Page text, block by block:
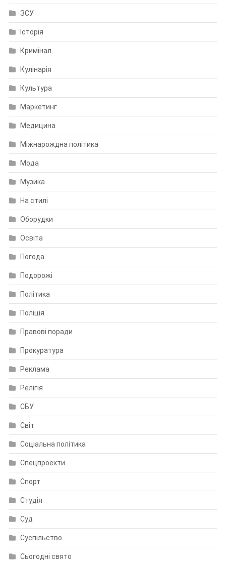
ЗСУ
Історія
Кримінал
Кулінарія
Культура
Маркетинг
Медицина
Міжнарождна політика
Мода
Музика
На стилі
Оборудки
Освіта
Погода
Подорожі
Політика
Поліція
Правові поради
Прокуратура
Реклама
Релігія
СБУ
Світ
Соціальна політика
Спецпроекти
Спорт
Студія
Суд
Суспільство
Сьогодні свято